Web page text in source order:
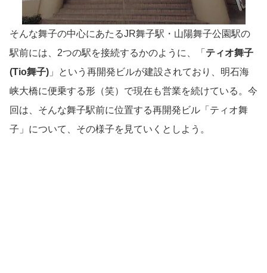
そんな舞子の中心にあたるJR舞子駅・山陽舞子公園駅の
駅前には、2つの駅を接続するかのように、「 ティオ舞子
(Tio舞子) 」という再開発ビルが建設されており、明石海
峡大橋に便乗する形（笑）で現在も営業を続けている。今
回は、そんな舞子駅前に位置する再開発ビル「ティオ舞
子」について、その様子を見ていくとしよう。